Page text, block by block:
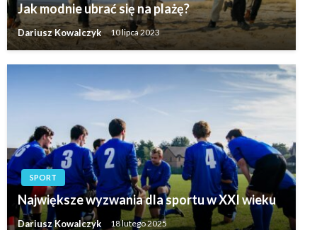
Jak modnie ubrać się na plażę?
Dariusz Kowalczyk 10 lipca 2023
SPORT
Największe wyzwania dla sportu w XXI wieku
Dariusz Kowalczyk 18 lutego 2025